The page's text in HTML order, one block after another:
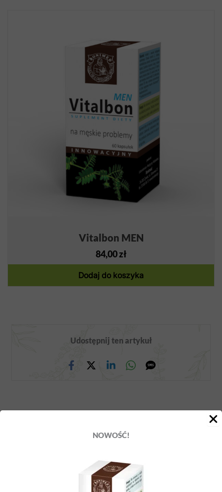
NOWOŚĆ!
Vitalbon MEN
84,00zł
Dodaj do koszyka
Udostępnij ten artykuł
Naturalny sposób na przerost prostaty